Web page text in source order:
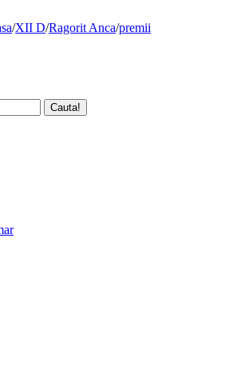
/XII D/Ragorit Anca/premii